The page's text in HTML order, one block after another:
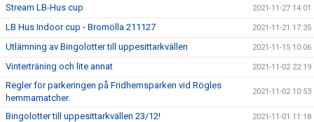
Stream LB-Hus cup 2021-11-27 14:01
LB Hus Indoor cup - Bromölla 211127 2021-11-21 17:35
Utlämning av Bingolotter till uppesittarkvällen 2021-11-15 10:06
Vinterträning och lite annat 2021-11-02 22:19
Regler för parkeringen på Fridhemsparken vid Rögles
hemmamatcher.
2021-11-02 10:53
Bingolotter till uppesittarkvällen 23/12! 2021-11-01 11:18